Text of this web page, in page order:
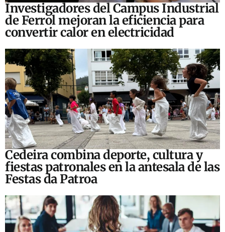
Investigadores del Campus Industrial
de Ferrol mejoran la eficiencia para
convertir calor en electricidad
Cedeira combina deporte, cultura y
fiestas patronales en la antesala de las
Festas da Patroa